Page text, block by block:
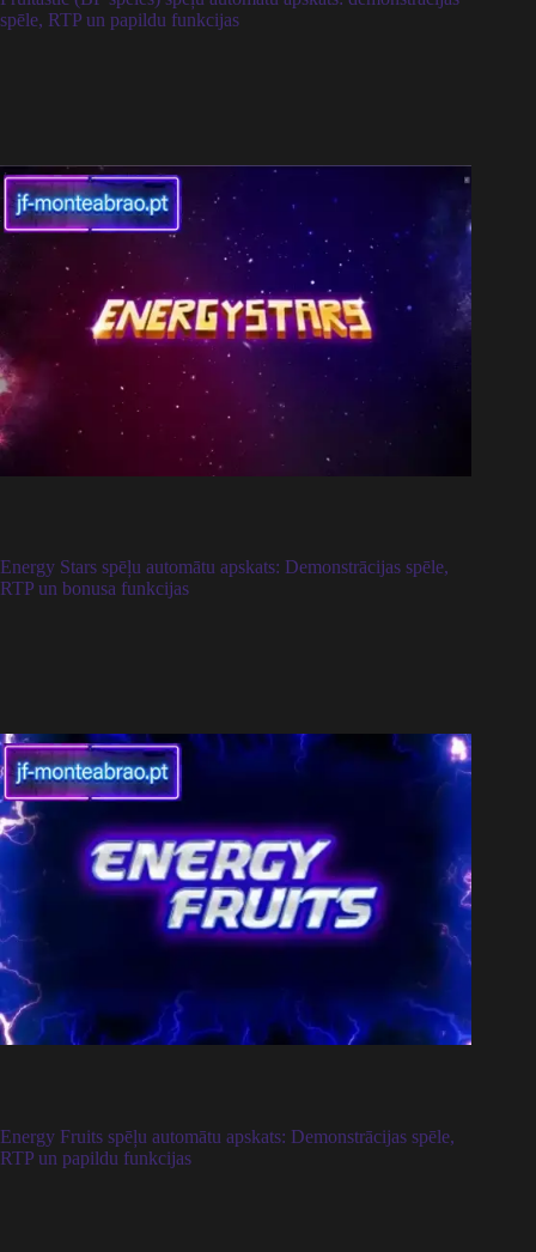
spēle, RTP un papildu funkcijas
Energy Stars spēļu automātu apskats: Demonstrācijas spēle,
RTP un bonusa funkcijas
Energy Fruits spēļu automātu apskats: Demonstrācijas spēle,
RTP un papildu funkcijas